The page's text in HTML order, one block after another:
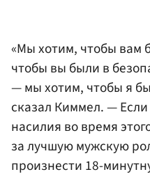
«Мы хотим, чтобы вам
чтобы вы были в
— мы хотим, чтобы я
сказал Киммел. —
насилия во время
за лучшую мужскую
произнести 18-